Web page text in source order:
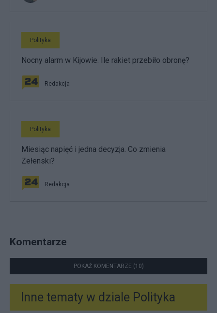
Polityka
Nocny alarm w Kijowie. Ile rakiet przebiło obronę?
Redakcja
Polityka
Miesiąc napięć i jedna decyzja. Co zmienia
Zełenski?
Redakcja
Komentarze
POKAŻ KOMENTARZE (10)
Inne tematy w dziale Polityka